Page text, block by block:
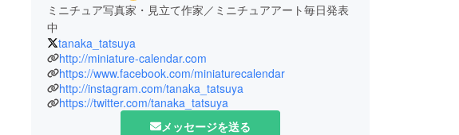
ミニチュア写真家・見立て作家／ミニチュアアート毎日発表
中
tanaka_tatsuya
http://miniature-calendar.com
https://www.facebook.com/miniaturecalendar
http://instagram.com/tanaka_tatsuya
https://twitter.com/tanaka_tatsuya
メッセージを送る